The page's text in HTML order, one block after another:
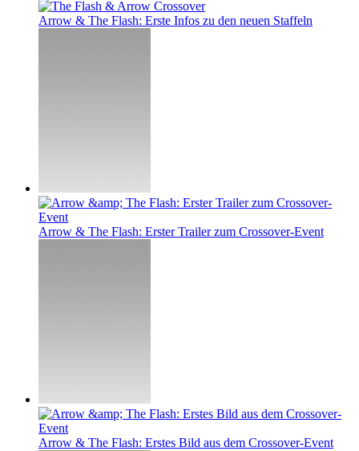
Arrow & The Flash: Erste Infos zu den neuen Staffeln
Arrow & The Flash: Erster Trailer zum Crossover-Event
Arrow & The Flash: Erstes Bild aus dem Crossover-Event